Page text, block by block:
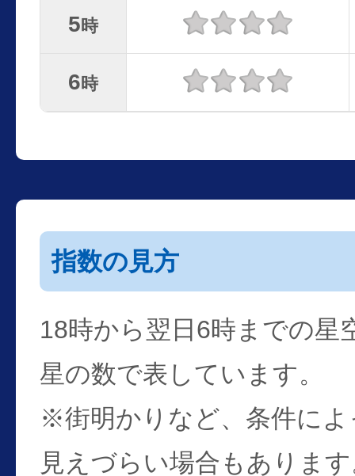
5時
6時
指数の見方
18時から翌日6時までの星
星の数で表しています。
※街明かりなど、条件に
見えづらい場合もありま